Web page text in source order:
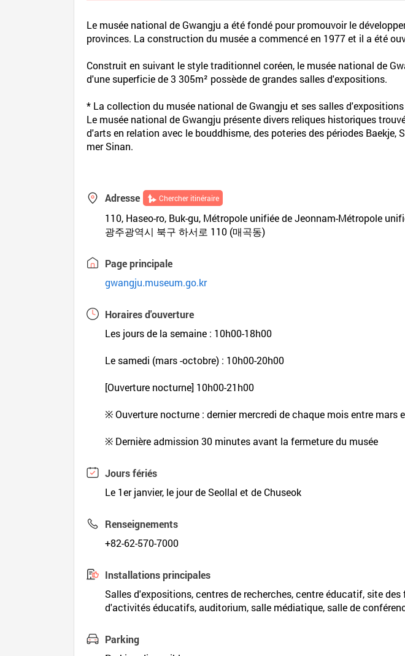
Le musée national de Gwangju a été fondé pour promouvoir le
provinces. La construction du musée a commencé en 1977 et il a été
Construit en suivant le style traditionnel coréen, le musée national de
d'une superficie de 3 305m² possède de grandes salles d'expositions.
* La collection du musée national de Gwangju et ses salles d'expositions
Le musée national de Gwangju présente divers reliques historiques
d'arts en relation avec le bouddhisme, des poteries des périodes
mer Sinan.
Adresse Chercher itinéraire
110, Haseo-ro, Buk-gu, Métropole unifiée de Jeonnam-Métropole
광주광역시 북구 하서로 110 (매곡동)
Page principale
gwangju.museum.go.kr
Horaires d'ouverture
Les jours de la semaine : 10h00-18h00
Le samedi (mars -octobre) : 10h00-20h00
[Ouverture nocturne] 10h00-21h00
※ Ouverture nocturne : dernier mercredi de chaque mois entre mars
※ Dernière admission 30 minutes avant la fermeture du musée
Jours fériés
Le 1er janvier, le jour de Seollal et de Chuseok
Renseignements
+82-62-570-7000
Installations principales
Salles d'expositions, centres de recherches, centre éducatif, site
d'activités éducatifs, auditorium, salle médiatique, salle de
Parking